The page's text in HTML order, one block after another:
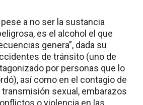
a no ser la sustancia
es el alcohol el que
genera”, dada su
de tránsito (uno de
por personas que lo
así como en el contagio de
sexual, embarazos
o violencia en las